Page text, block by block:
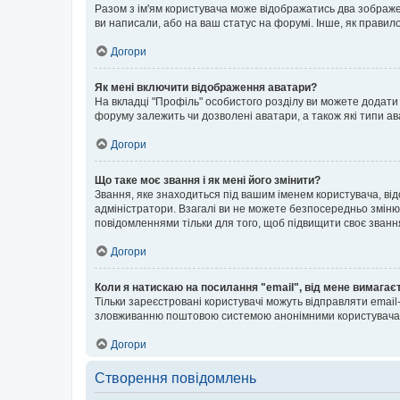
Разом з ім'ям користувача може відображатись два
ви написали, або на ваш статус на форумі. Інше, як
Догори
Як мені включити відображення аватари?
На вкладці "Профіль" особистого розділу ви можете
форуму залежить чи дозволені аватари, а також які типи
Догори
Що таке моє звання і як мені його змінити?
Звання, яке знаходиться під вашим іменем користувача,
адміністратори. Взагалі ви не можете безпосередньо
повідомленнями тільки для того, щоб підвищити своє
Догори
Коли я натискаю на посилання "email", від мене
Тільки зареєстровані користувачі можуть відправляти
зловживанню поштовою системою анонімними
Догори
Створення повідомлень